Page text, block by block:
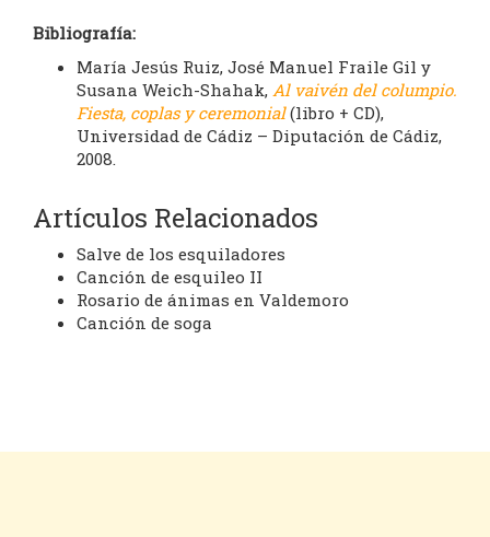
Bibliografía:
María Jesús Ruiz, José Manuel Fraile Gil y
Susana Weich-Shahak, Al vaivén del columpio.
Fiesta, coplas y ceremonial(libro + CD),
Universidad de Cádiz – Diputación de Cádiz,
2008.
Artículos Relacionados
Salve de los esquiladores
Canción de esquileo II
Rosario de ánimas en Valdemoro
Canción de soga